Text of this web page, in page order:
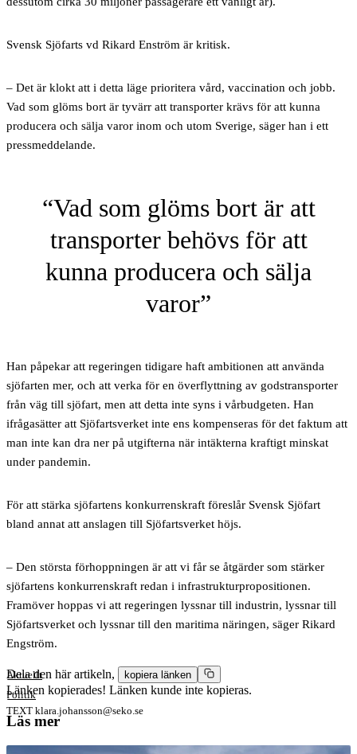
Svensk Sjöfarts vd Rikard Enström är kritisk.
– Det är klokt att i detta läge prioritera vård, vaccination och jobb.
Vad som glöms bort är tyvärr att transporter krävs för att kunna
producera och sälja varor inom och utom Sverige, säger han i ett
pressmeddelande.
Vad som glöms bort är att
transporter behövs för att
kunna producera och sälja
varor
Han påpekar att regeringen tidigare haft ambitionen att använda
sjöfarten mer, och att verka för en överflyttning av godstransporter
från väg till sjöfart, men att detta inte syns i vårbudgeten. Han
ifrågasätter att Sjöfartsverket inte ens kompenseras för det faktum att
man inte kan dra ner på utgifterna när intäkterna kraftigt minskat
under pandemin.
För att stärka sjöfartens konkurrenskraft föreslår Svensk Sjöfart
bland annat att anslagen till Sjöfartsverket höjs.
– Den största förhoppningen är att vi får se åtgärder som stärker
sjöfartens konkurrenskraft redan i infrastrukturpropositionen.
Framöver hoppas vi att regeringen lyssnar till industrin, lyssnar till
Sjöfartsverket och lyssnar till den maritima näringen, säger Rikard
Engström.
Aktuellt
Politik
TEXT klara.johansson@seko.se
Dela den här artikeln, kopiera länken
Länken kopierades! Länken kunde inte kopieras.
Läs mer